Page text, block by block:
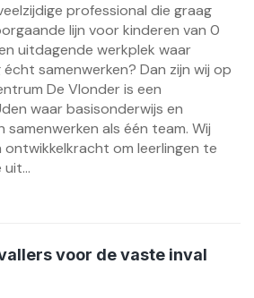
professional die graag
lijn voor kinderen van 0
uitdagende werkplek waar
samenwerken? Dan zijn wij op
De Vlonder is een
waar basisonderwijs en
samenwerken als één team. Wij
om leerlingen te
voor de vaste inval